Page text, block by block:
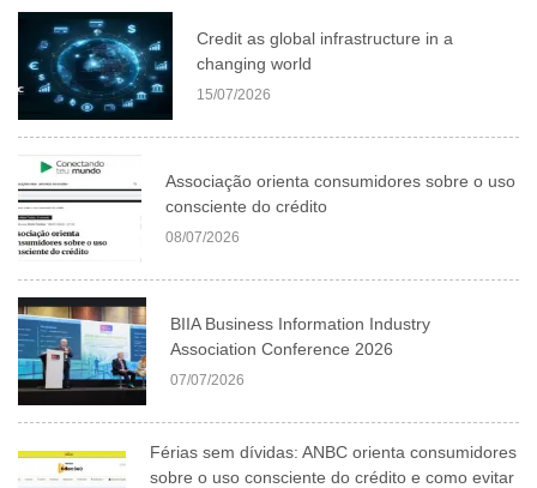
Credit as global infrastructure in a
changing world
15/07/2026
Associação orienta consumidores sobre o uso
consciente do crédito
08/07/2026
BIIA Business Information Industry
Association Conference 2026
07/07/2026
Férias sem dívidas: ANBC orienta consumidores
sobre o uso consciente do crédito e como evitar